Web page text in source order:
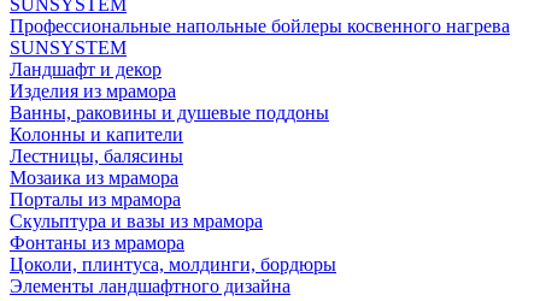
SUNSYSTEM
Профессиональные напольные бойлеры косвенного нагрева
SUNSYSTEM
Ландшафт и декор
Изделия из мрамора
Ванны, раковины и душевые поддоны
Колонны и капители
Лестницы, балясины
Мозаика из мрамора
Порталы из мрамора
Скульптура и вазы из мрамора
Фонтаны из мрамора
Цоколи, плинтуса, молдинги, бордюры
Элементы ландшафтного дизайна